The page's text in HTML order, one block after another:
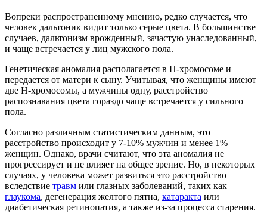
Вопреки распространенному мнению, редко случается, что
человек дальтоник видит только серые цвета. В большинстве
случаев, дальтонизм врожденный, зачастую унаследованный,
и чаще встречается у лиц мужского пола.
Генетическая аномалия располагается в H-хромосоме и
передается от матери к сыну. Учитывая, что женщины имеют
две H-хромосомы, а мужчины одну, расстройство
распознавания цвета гораздо чаще встречается у сильного
пола.
Согласно различным статистическим данным, это
расстройство происходит у 7-10% мужчин и менее 1%
женщин. Однако, врачи считают, что эта аномалия не
прогрессирует и не влияет на общее зрение. Но, в некоторых
случаях, у человека может развиться это расстройство
вследствие травм или глазных заболеваний, таких как
глаукома, дегенерация желтого пятна, катаракта или
диабетическая ретинопатия, а также из-за процесса старения.